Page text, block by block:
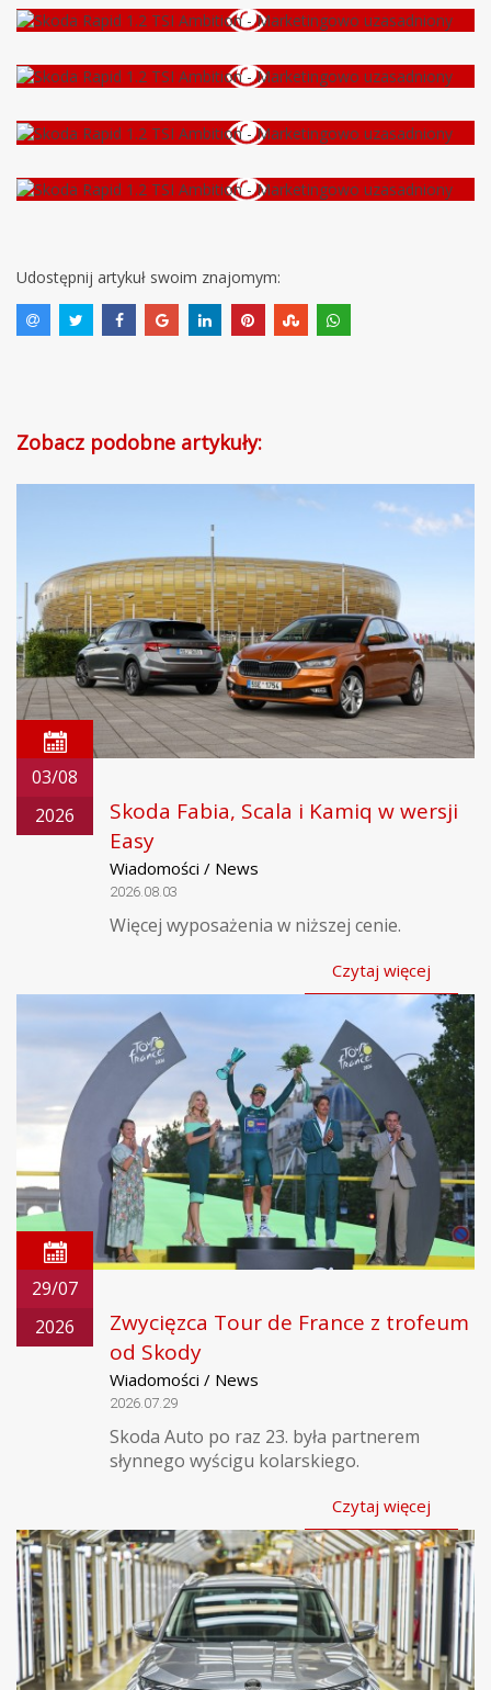
Udostępnij artykuł swoim znajomym:
Zobacz podobne artykuły:
03/08
2026
Skoda Fabia, Scala i Kamiq w wersji
Easy
Wiadomości / News
2026.08.03
Więcej wyposażenia w niższej cenie.
Czytaj więcej
29/07
2026
Zwycięzca Tour de France z trofeum
od Skody
Wiadomości / News
2026.07.29
Skoda Auto po raz 23. była partnerem
słynnego wyścigu kolarskiego.
Czytaj więcej